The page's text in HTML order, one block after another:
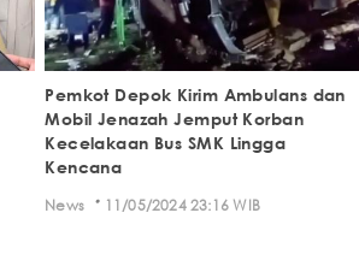
Pemkot Depok Kirim Ambulans dan
Mobil Jenazah Jemput Korban
Kecelakaan Bus SMK Lingga
Kencana
News · 11/05/2024 23:16 WIB